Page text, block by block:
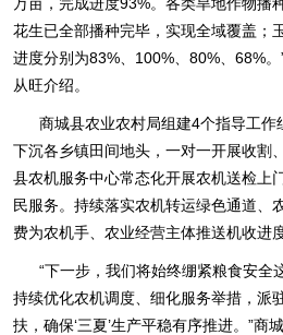
花生已全部播种完毕，实现全域覆盖；
进度分别为83%、100%、80%、68%
从旺介绍。
商城县农业农村局组建4个指导工
下沉各乡镇田间地头，一对一开展收割
县农机服务中心常态化开展农机送检上
民服务。持续落实农机转运绿色通道、
费为农机手、农业经营主体推送机收进
“下一步，我们将始终绷紧粮食安全
持续优化农机调度、细化服务举措，派
扶，确保‘三夏’生产平稳有序推进。”商